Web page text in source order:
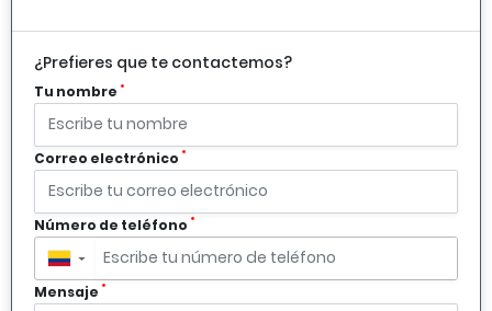
¿Prefieres que te contactemos?
Tu nombre *
Correo electrónico *
Número de teléfono *
▼
Mensaje *